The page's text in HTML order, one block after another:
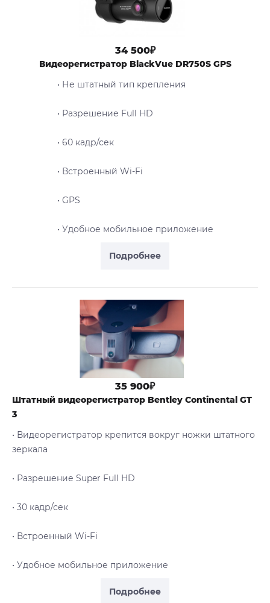
Подробнее
34 500₽
Видеорегистратор BlackVue DR750S GPS
• Не штатный тип крепления
• Разрешение Full HD
• 60 кадр/сек
• Встроенный Wi-Fi
• GPS
• Удобное мобильное приложение
Подробнее
35 900₽
Штатный видеорегистратор Bentley Continental GT
3
• Видеорегистратор крепится вокруг ножки штатного
зеркала
• Разрешение Super Full HD
• 30 кадр/сек
• Встроенный Wi-Fi
• Удобное мобильное приложение